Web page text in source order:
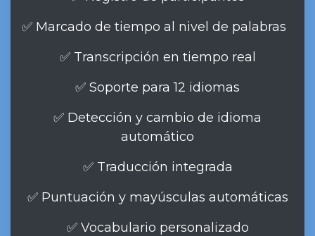
✅ Marcado de tiempo al nivel de palabras
✅ Transcripción en tiempo real
✅ Soporte para 12 idiomas
✅ Detección y cambio de idioma
automático
✅ Traducción integrada
✅ Puntuación y mayúsculas automáticas
✅ Vocabulario personalizado